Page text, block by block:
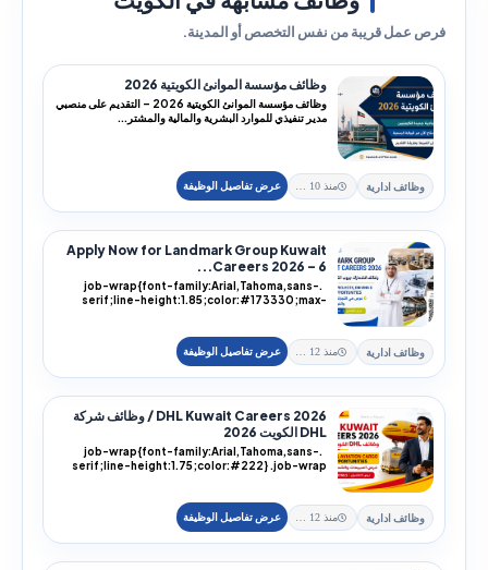
فرص عمل قريبة من نفس التخصص أو المدينة.
وظائف مؤسسة الموانئ الكويتية 2026
وظائف مؤسسة الموانئ الكويتية 2026 – التقديم على منصبي
مدير تنفيذي للموارد البشرية والمالية والمشتر...
وظائف ادارية
Apply Now for Landmark Group Kuwait
Careers 2026 – 6...
.job-wrap{font-family:Arial,Tahoma,sans-
serif;line-height:1.85;color:#173330;max-
وظائف ادارية
DHL Kuwait Careers 2026 / وظائف شركة
DHL الكويت 2026
.job-wrap{font-family:Arial,Tahoma,sans-
serif;line-height:1.75;color:#222} .job-wrap
وظائف ادارية